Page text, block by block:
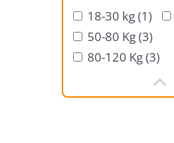
18-30 kg (1)
50-80 Kg (3)
80-120 Kg (3)